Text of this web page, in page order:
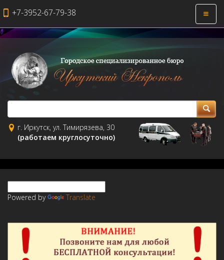
+7-3952-67-79-38
г. Иркутск, ул. Тимирязева, 30
(работаем круглосуточно)
Powered by Translate